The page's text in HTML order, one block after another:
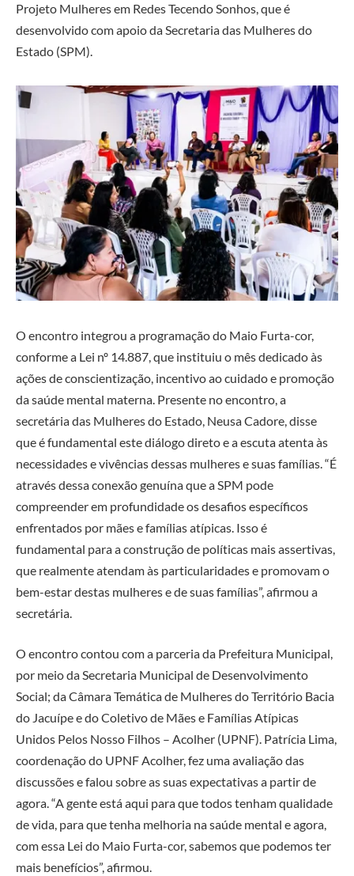
Projeto Mulheres em Redes Tecendo Sonhos, que é
desenvolvido com apoio da Secretaria das Mulheres do
Estado (SPM).
O encontro integrou a programação do Maio Furta-cor,
conforme a Lei nº 14.887, que instituiu o mês dedicado às
ações de conscientização, incentivo ao cuidado e promoção
da saúde mental materna. Presente no encontro, a
secretária das Mulheres do Estado, Neusa Cadore, disse
que é fundamental este diálogo direto e a escuta atenta às
necessidades e vivências dessas mulheres e suas famílias. “É
através dessa conexão genuína que a SPM pode
compreender em profundidade os desafios específicos
enfrentados por mães e famílias atípicas. Isso é
fundamental para a construção de políticas mais assertivas,
que realmente atendam às particularidades e promovam o
bem-estar destas mulheres e de suas famílias”, afirmou a
secretária.
O encontro contou com a parceria da Prefeitura Municipal,
por meio da Secretaria Municipal de Desenvolvimento
Social; da Câmara Temática de Mulheres do Território Bacia
do Jacuípe e do Coletivo de Mães e Famílias Atípicas
Unidos Pelos Nosso Filhos – Acolher (UPNF). Patrícia Lima,
coordenação do UPNF Acolher, fez uma avaliação das
discussões e falou sobre as suas expectativas a partir de
agora. “A gente está aqui para que todos tenham qualidade
de vida, para que tenha melhoria na saúde mental e agora,
com essa Lei do Maio Furta-cor, sabemos que podemos ter
mais benefícios”, afirmou.